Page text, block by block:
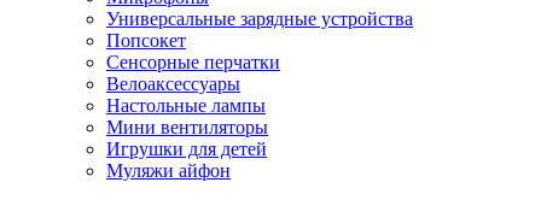
Универсальные зарядные устройства
Попсокет
Сенсорные перчатки
Велоаксессуары
Настольные лампы
Мини вентиляторы
Игрушки для детей
Муляжи айфон